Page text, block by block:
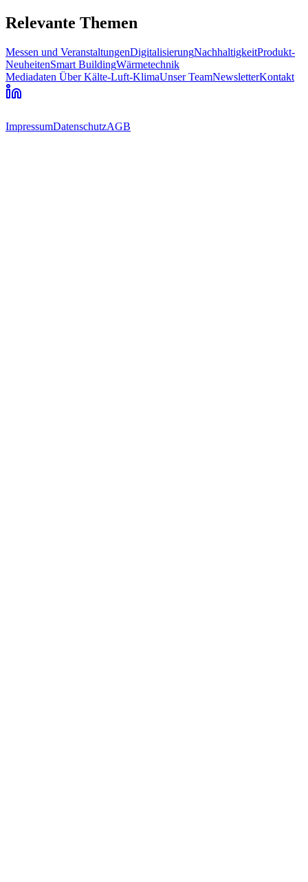
Relevante Themen
Messen und VeranstaltungenDigitalisierungNachhaltigkeitProdukt-
NeuheitenSmart BuildingWärmetechnik
Mediadaten Über Kälte-Luft-KlimaUnser TeamNewsletterKontakt
ImpressumDatenschutzAGB